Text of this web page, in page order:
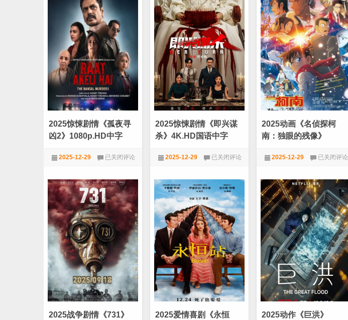
《一
战
再
战》
[WEB-
MKV/12.82GB]
[国
英
多
音
轨/
简
繁
双
语
特
字
[HDR
版
本]
盗》
全
集
战》
全
集
2025惊悚剧情《孤夜寻
凶2》1080p.HD中字
2025-12-29
惊
剧
情
《孤
夜
寻
凶
2》
1080p.HD
中
字
已关闭评论
2025惊悚剧情《即兴谋
杀》4K.HD国语中字
2025-12-29
惊
剧
情
《即
兴
谋
杀》
4K.HD
国
语
中
字
已关闭评论
2025动画《名侦探柯
南：独眼的残像》
2025-12-29
动
《名
侦
探
柯
南：
独
眼
的
残
像》
1080p.
国
日
双
语.BD
字
已关闭评论
2025战争剧情《731》
2025爱情喜剧《永恒
2025动作《巨洪》